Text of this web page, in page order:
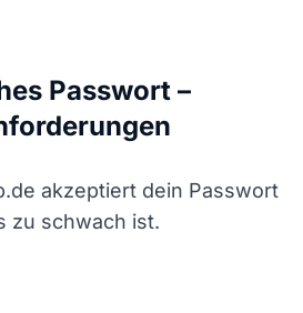
Passwort –
akzeptiert dein Passwort
zu schwach ist.